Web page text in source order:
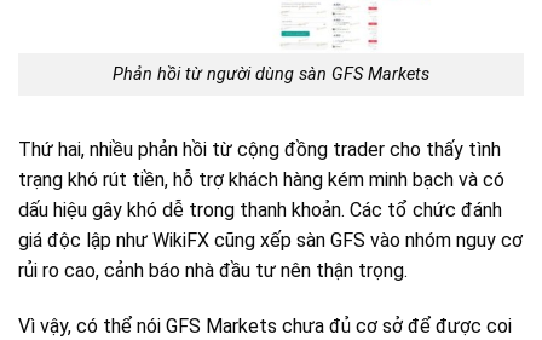
Phản hồi từ người dùng sàn GFS Markets
Thứ hai, nhiều phản hồi từ cộng đồng trader cho thấy tình
trạng khó rút tiền, hỗ trợ khách hàng kém minh bạch và có
dấu hiệu gây khó dễ trong thanh khoản. Các tổ chức đánh
giá độc lập như WikiFX cũng xếp sàn GFS vào nhóm nguy cơ
rủi ro cao, cảnh báo nhà đầu tư nên thận trọng.
Vì vậy, có thể nói GFS Markets chưa đủ cơ sở để được coi